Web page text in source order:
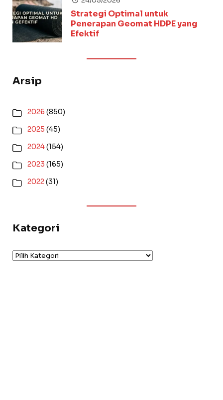
Strategi Optimal untuk
Penerapan Geomat HDPE yang
Efektif
Arsip
2026 (850)
2025 (45)
2024(154)
2023 (165)
2022(31)
Kategori
Kategori